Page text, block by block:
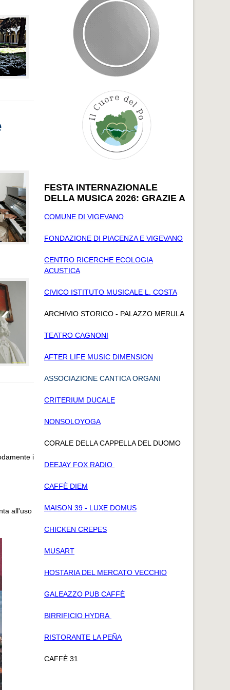
i
all'uso
FESTA INTERNAZIONALE
DELLA MUSICA 2026: GRAZIE A
COMUNE DI VIGEVANO
FONDAZIONE DI PIACENZA E VIGEVANO
CENTRO RICERCHE ECOLOGIA
ACUSTICA
CIVICO ISTITUTO MUSICALE L. COSTA
ARCHIVIO STORICO - PALAZZO MERULA
TEATRO CAGNONI
AFTER LIFE MUSIC DIMENSION
ASSOCIAZIONE CANTICA ORGANI
CRITERIUM DUCALE
NONSOLOYOGA
CORALE DELLA CAPPELLA DEL DUOMO
DEEJAY FOX RADIO
CAFFÈ DIEM
MAISON 39 - LUXE DOMUS
CHICKEN CREPES
MUSART
HOSTARIA DEL MERCATO VECCHIO
GALEAZZO PUB CAFFÈ
BIRRIFICIO HYDRA
RISTORANTE LA PEÑA
CAFFÈ 31